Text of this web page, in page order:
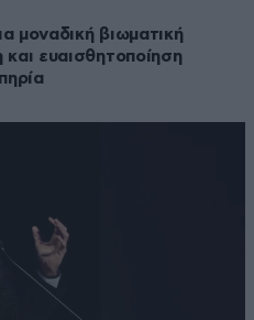
μοναδική βιωματική
και ευαισθητοποίηση